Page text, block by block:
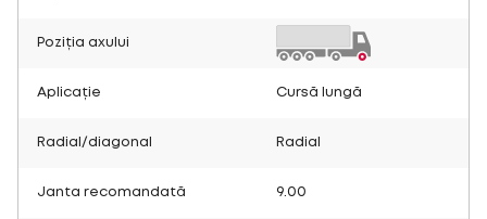
Poziția axului
Aplicație Cursă lungă
Radial/diagonal Radial
Janta recomandată 9.00